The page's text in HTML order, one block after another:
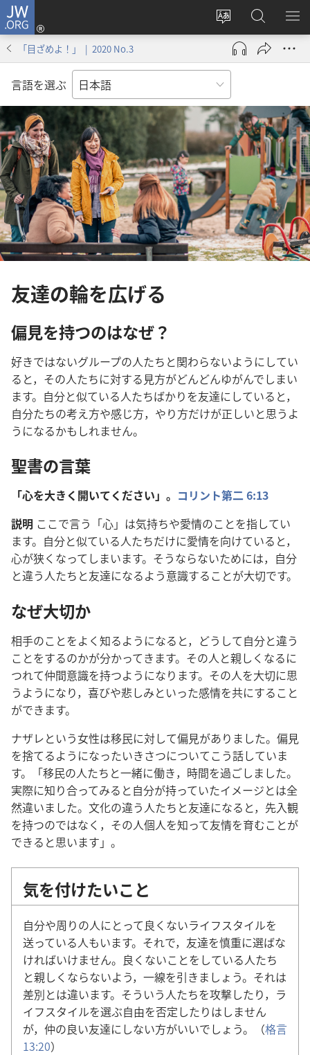
JW.ORG
サ
イ
ト
の
言
語
を
変
え
る
ロ
グ
ン
し
い
タ
ブ
で
開
く）
JW.ORG
の
検
メ
を
「目ざめよ！」 | 2020 No.3
言語を選ぶ
友達の輪を広げる
偏見を持つのはなぜ？
好きではないグループの人たちと関わらないようにしてい
ると，その人たちに対する見方がどんどんゆがんでしまい
ます。自分と似ている人たちばかりを友達にしていると，
自分たちの考え方や感じ方，やり方だけが正しいと思うよ
うになるかもしれません。
聖書の言葉
「心を大きく開いてください」。 コリント第二 6:13
説明 ここで言う「心」は気持ちや愛情のことを指してい
ます。自分と似ている人たちだけに愛情を向けていると，
心が狭くなってしまいます。そうならないためには，自分
と違う人たちと友達になるよう意識することが大切です。
なぜ大切か
相手のことをよく知るようになると，どうして自分と違う
ことをするのかが分かってきます。その人と親しくなるに
つれて仲間意識を持つようになります。その人を大切に思
うようになり，喜びや悲しみといった感情を共にすること
ができます。
ナザレという女性は移民に対して偏見がありました。偏見
を捨てるようになったいきさつについてこう話していま
す。「移民の人たちと一緒に働き，時間を過ごしました。
実際に知り合ってみると自分が持っていたイメージとは全
然違いました。文化の違う人たちと友達になると，先入観
を持つのではなく，その人個人を知って友情を育むことが
できると思います」。
気を付けたいこと
自分や周りの人にとって良くないライフスタイルを
送っている人もいます。それで，友達を慎重に選ばな
ければいけません。良くないことをしている人たち
と親しくならないよう，一線を引きましょう。それは
差別とは違います。そういう人たちを攻撃したり，ラ
イフスタイルを選ぶ自由を否定したりはしません
が，仲の良い友達にしない方がいいでしょう。（格言
13:20）